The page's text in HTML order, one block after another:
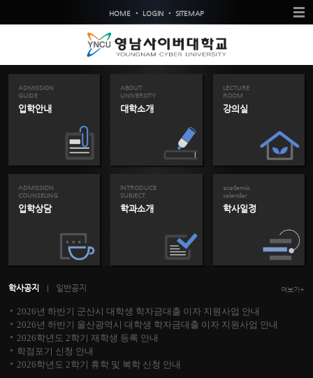
HOME • LOGIN • SITEMAP
ADMISSION
GUIDE
입학안내
ABOUT
UNIVERSITY
대학소개
LECTURE
ROOM
강의실
ADMISSION
COUNSELING
입학상담
INTRODUCE
SUBJECT
학과소개
academic
calendar
학사일정
학사공지 일반공지 더보기+
2026년 하반기 군산시 대학생 학자금대출 이자 지원사업 안내
2026년 하반기 울산광역시 대학생 학자금대출 이자 지원사업 안내
2026학년도 2학기 재학생 등록 안내
학점포기 신청 안내
2026학년도 2학기 휴학 및 복학 신청 안내